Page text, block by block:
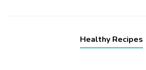
Healthy Recipes